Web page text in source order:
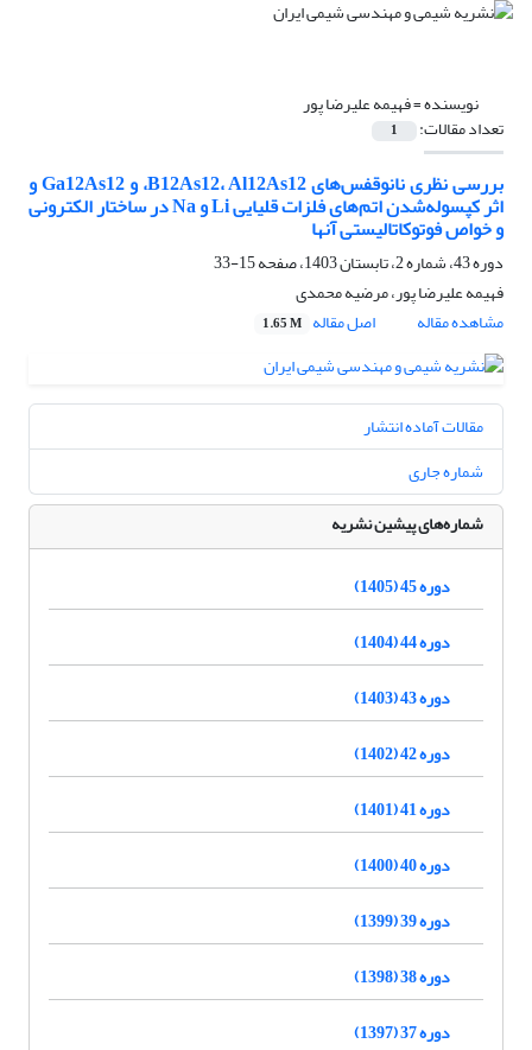
نویسنده =فهیمه علیرضا پور
تعداد مقالات: 1
بررسی نظری نانوقفس‌های B12As12، Al12As12، و Ga12As12 و
اثر کپسوله‌شدن اتم‌های فلزات قلیایی Li و Na در ساختار الکترونی
و خواص فوتوکاتالیستی آنها
دوره 43، شماره 2، تابستان 1403، صفحه
15-33
فهیمه علیرضا پور، مرضیه محمدی
مشاهده مقاله
اصل مقاله 1.65 M
مقالات آماده انتشار
شماره جاری
شماره‌های پیشین نشریه
دوره 45 (1405)
دوره 44 (1404)
دوره 43 (1403)
دوره 42 (1402)
دوره 41 (1401)
دوره 40 (1400)
دوره 39 (1399)
دوره 38 (1398)
دوره 37 (1397)